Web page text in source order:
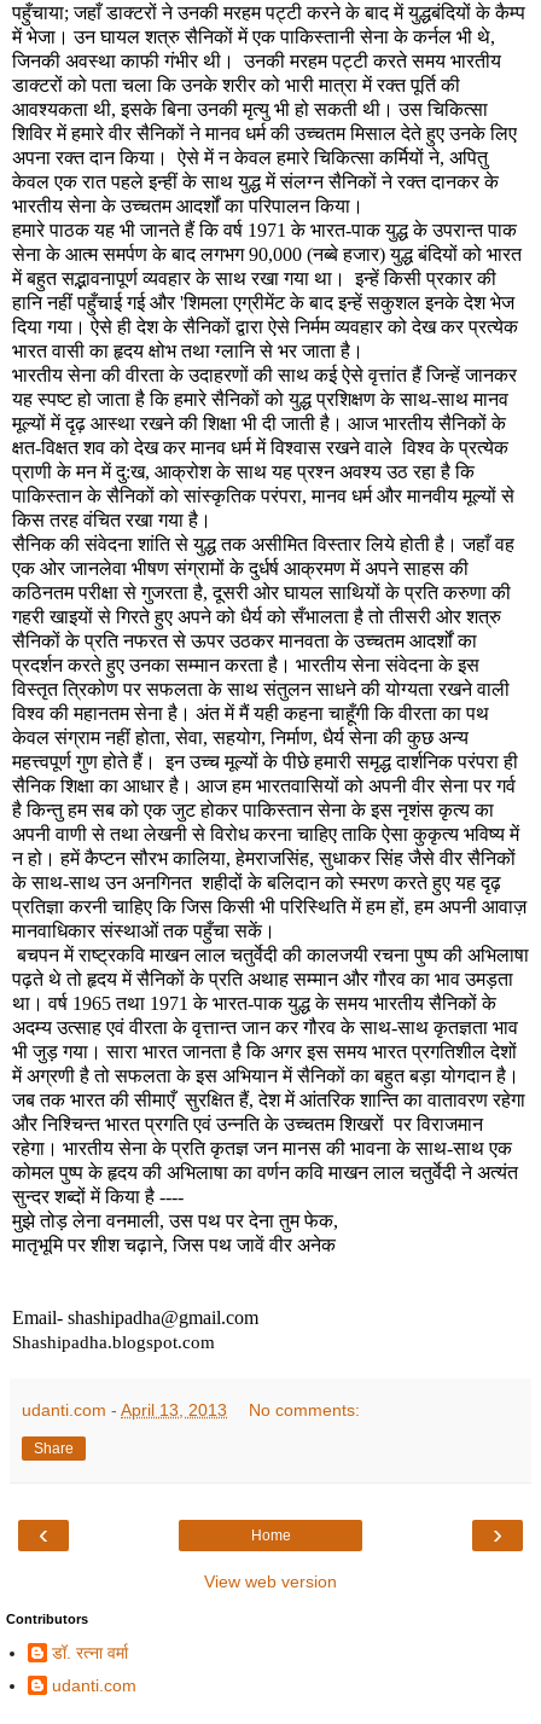
पहुँचाया;जहाँ डाक्टरों ने उनकी मरहम पट्टी करने के बाद में युद्धबंदियों के कैम्प
में भेजा। उन घायल शत्रु सैनिकों में एक पाकिस्तानी सेना के कर्नल भी थे,
जिनकी अवस्था काफी गंभीर थी।
उनकी मरहम पट्टी करते समय भारतीय
डाक्टरों को पता चला कि उनके शरीर को भारी मात्रा में रक्त पूर्ति की
आवश्यकता थी,इसके बिना उनकी मृत्यु भी हो सकती थी। उस चिकित्सा
शिविर में हमारे वीर सैनिकों ने मानव धर्म की उच्चतम मिसाल देते हुए उनके लिए
अपना रक्त दान किया।
ऐसे में न केवल हमारे चिकित्सा कर्मियों ने, अपितु
केवल एक रात पहले इन्हीं के साथ युद्ध में संलग्न सैनिकों ने रक्त दानकर के
भारतीय सेना के उच्चतम आदर्शों का परिपालन किया।
हमारे पाठक यह भी जानते हैं कि वर्ष 1971 के भारत-पाक युद्ध के उपरान्त पाक
सेना के आत्म समर्पण के बाद लगभग90,000 (नब्बे हजार) युद्ध बंदियों को भारत
में बहुत सद्भावनापूर्ण व्यवहार के साथ रखा गया था।
इन्हें किसी प्रकार की
हानि नहीं पहुँचाई गई और'शिमला एग्रीमेंट के बाद इन्हें सकुशल इनके देश भेज
दिया गया। ऐसे ही देश के सैनिकों द्वारा ऐसे निर्मम व्यवहार को देख कर प्रत्येक
भारत वासी का हृदय क्षोभ तथा ग्लानि से भर जाता है।
भारतीय सेना की वीरता के उदाहरणों की साथ कई ऐसे वृत्तांत हैं जिन्हें जानकर
यह स्पष्ट हो जाता है कि हमारे सैनिकों को युद्ध प्रशिक्षण के साथ-साथ मानव
मूल्यों में दृढ़ आस्था रखने की शिक्षा भी दी जाती है। आज भारतीय सैनिकों के
क्षत-विक्षत शव को देख कर मानव धर्म में विश्वास रखने वाले विश्व के प्रत्येक
प्राणी के मन में दु:ख, आक्रोश के साथ यह प्रश्न अवश्य उठ रहा है कि
पाकिस्तान के सैनिकों को सांस्कृतिक परंपरा,मानव धर्म और मानवीय मूल्यों से
किस तरह वंचित रखा गया है।
सैनिक की संवेदना शांति से युद्ध तक असीमित विस्तार लिये होती है। जहाँ वह
एक ओर जानलेवा भीषण संग्रामों के दुर्धर्ष आक्रमण में अपने साहस की
कठिनतम परीक्षा से गुजरता है,दूसरी ओर घायल साथियों के प्रति करुणा की
गहरी खाइयों से गिरते हुए अपने को धैर्य को सँभालता है तो तीसरी ओर शत्रु
सैनिकों के प्रति नफरत से ऊपर उठकर मानवता के उच्चतम आदर्शों का
प्रदर्शन करते हुए उनका सम्मान करता है। भारतीय सेना संवेदना के इस
विस्तृत त्रिकोण पर सफलता के साथ संतुलन साधने की योग्यता रखने वाली
विश्व की महानतम सेना है। अंत में मैं यही कहना चाहूँगी कि वीरता का पथ
केवल संग्राम नहीं होता,सेवा,सहयोग,निर्माण, धैर्य सेना की कुछ अन्य
महत्त्वपूर्ण गुण होते हैं।
इन उच्च मूल्यों के पीछे हमारी समृद्ध दार्शनिक परंपरा ही
सैनिक शिक्षा का आधार है। आज हम भारतवासियों को अपनी वीर सेना पर गर्व
है किन्तु हम सब को एक जुट होकर पाकिस्तान सेना के इस नृशंस कृत्य का
अपनी वाणी से तथा लेखनी से विरोध करना चाहिए ताकि ऐसा कुकृत्य भविष्य में
न हो। हमें कैप्टन सौरभ कालिया,हेमराजसिंह,सुधाकर सिंह जैसे वीर सैनिकों
के साथ-साथ उन अनगिनत शहीदों के बलिदान को स्मरण करते हुए यह दृढ़
प्रतिज्ञा करनी चाहिए कि जिस किसी भी परिस्थिति में हम हों,हम अपनी आवाज़
मानवाधिकार संस्थाओं तक पहुँचा सकें।
बचपन में राष्ट्रकवि माखन लाल चतुर्वेदी की कालजयी रचना पुष्प की अभिलाषा
पढ़ते थे तो हृदय में सैनिकों के प्रति अथाह सम्मान और गौरव का भाव उमड़ता
था। वर्ष 1965तथा 1971 के भारत-पाक युद्ध के समय भारतीय सैनिकों के
अदम्य उत्साह एवं वीरता के वृत्तान्त जान कर गौरव के साथ-साथ कृतज्ञता भाव
भी जुड़ गया। सारा भारत जानता है कि अगर इस समय भारत प्रगतिशील देशों
में अग्रणी है तो सफलता के इस अभियान में सैनिकों का बहुत बड़ा योगदान है।
जब तक भारत की सीमाएँ सुरक्षित हैं,देश में आंतरिक शान्ति का वातावरण रहेगा
और निश्चिन्त भारत प्रगति एवं उन्नति के उच्चतम शिखरों पर विराजमान
रहेगा। भारतीय सेना के प्रति कृतज्ञ जन मानस की भावना के साथ-साथ एक
कोमल पुष्प के हृदय की अभिलाषा का वर्णन कवि माखन लाल चतुर्वेदी ने अत्यंत
सुन्दर शब्दों में किया है ----
मुझे तोड़ लेना वनमाली, उस पथ पर देना तुम फेक,
मातृभूमि पर शीश चढ़ाने, जिस पथ जावें वीर अनेक
Email- shashipadha@gmail.com
Shashipadha.blogspot.com
udanti.com - April 13, 2013 No comments:
Share
‹ ›
Home
View web version
Contributors
डॉ. रत्ना वर्मा
udanti.com